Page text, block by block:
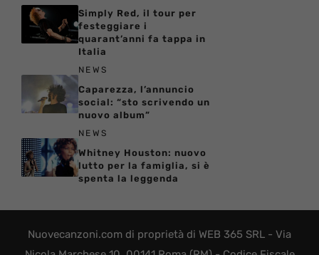
Simply Red, il tour per
festeggiare i
quarant’anni fa tappa in
Italia
NEWS
Caparezza, l’annuncio
social: “sto scrivendo un
nuovo album”
NEWS
Whitney Houston: nuovo
lutto per la famiglia, si è
spenta la leggenda
Nuovecanzoni.com di proprietà di WEB 365 SRL - Via